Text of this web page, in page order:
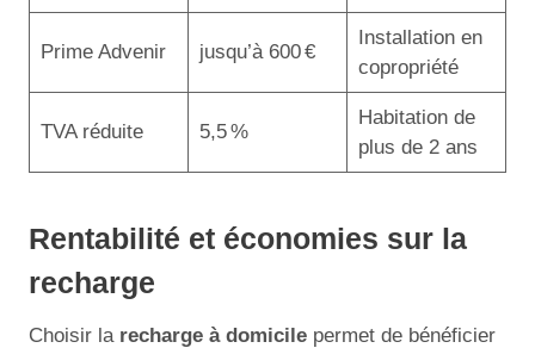
Prime Advenir jusqu’à 600 €
Installation en
copropriété
TVA réduite 5,5 %
Habitation de
plus de 2 ans
Rentabilité et économies sur la
recharge
Choisir la recharge à domicile permet de bénéficier